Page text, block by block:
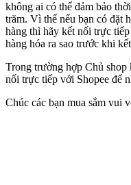
không ai có thể đảm bảo
trăm. Vì thế nếu bạn có đặt
hàng thì hãy kết nối trực
hàng hóa ra sao trước khi
Trong trường hợp Chủ
nối trực tiếp với Shopee để
Chúc các bạn mua sắm vui